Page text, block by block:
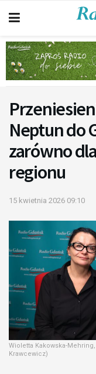
Neptun do
zarówno
regionu
15 kwietnia 2026 09:10
Wioletta Kakowska-
Krawcewicz)